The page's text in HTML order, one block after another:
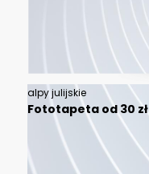
alpy julijskie
Fototapeta od 30 zł